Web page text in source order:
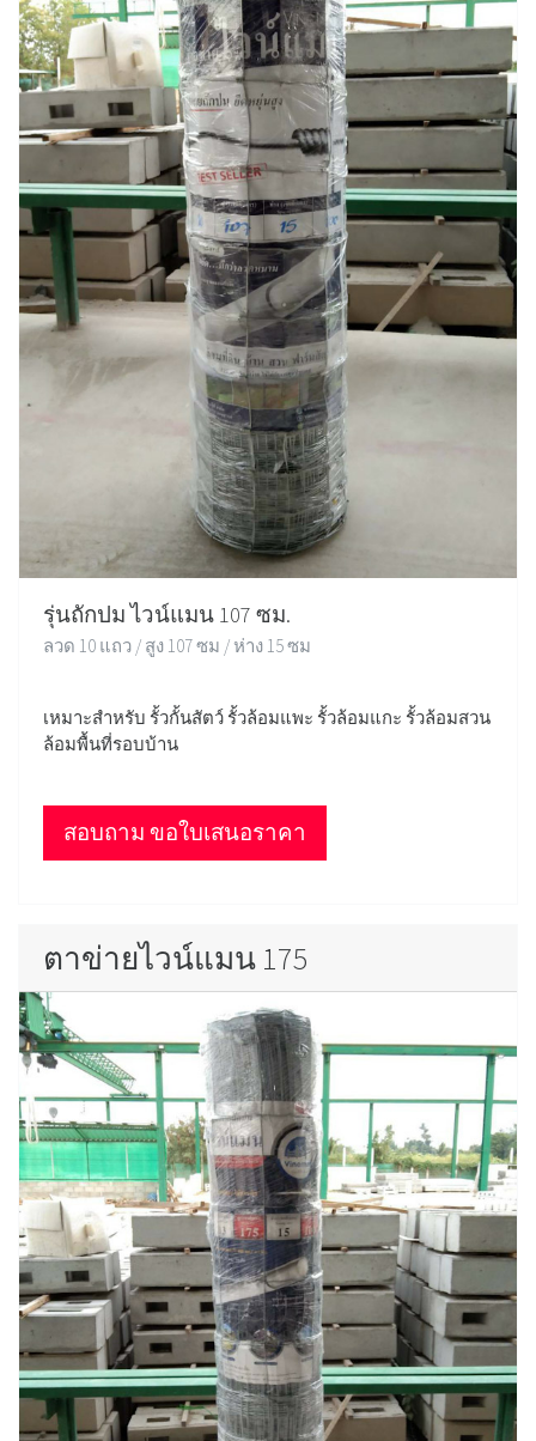
รุ่นถักปม ไวน์แมน 107 ซม.
ลวด 10 แถว / สูง 107 ซม / ห่าง 15 ซม
เหมาะสำหรับ รั้วกั้นสัตว์ รั้วล้อมแพะ รั้วล้อมแกะ รั้วล้อมสวน
ล้อมพื้นที่รอบบ้าน
สอบถาม ขอใบเสนอราคา
ตาข่ายไวน์แมน 175